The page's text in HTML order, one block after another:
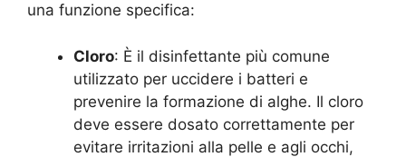
una funzione specifica:
Cloro: È il disinfettante più comune
utilizzato per uccidere i batteri e
prevenire la formazione di alghe. Il cloro
deve essere dosato correttamente per
evitare irritazioni alla pelle e agli occhi,